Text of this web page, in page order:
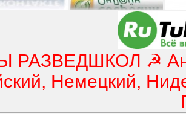
РАЗВЕДШКОЛ ☭
Немецкий,